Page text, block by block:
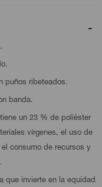
puños ribeteados.
banda.
un 23 % de poliéster
vírgenes, el uso de
consumo de recursos y
que invierte en la equidad